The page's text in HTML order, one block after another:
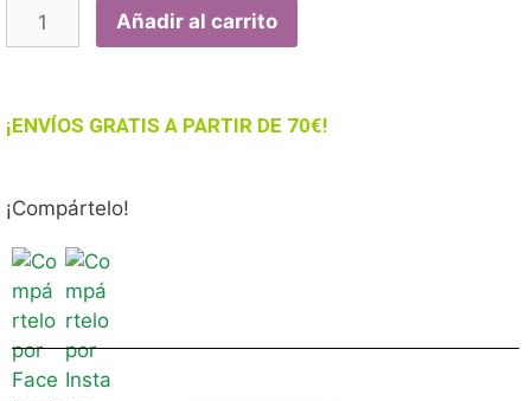
Añadir al carrito
¡ENVÍOS GRATIS A PARTIR DE 70€!
¡Compártelo!